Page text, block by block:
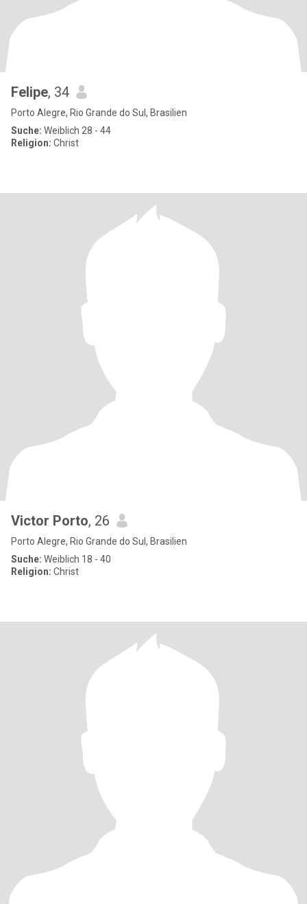
Felipe, 34
Porto Alegre, Rio Grande do Sul, Brasilien
Suche: Weiblich 28 - 44
Religion: Christ
Victor Porto, 26
Porto Alegre, Rio Grande do Sul, Brasilien
Suche: Weiblich 18 - 40
Religion: Christ